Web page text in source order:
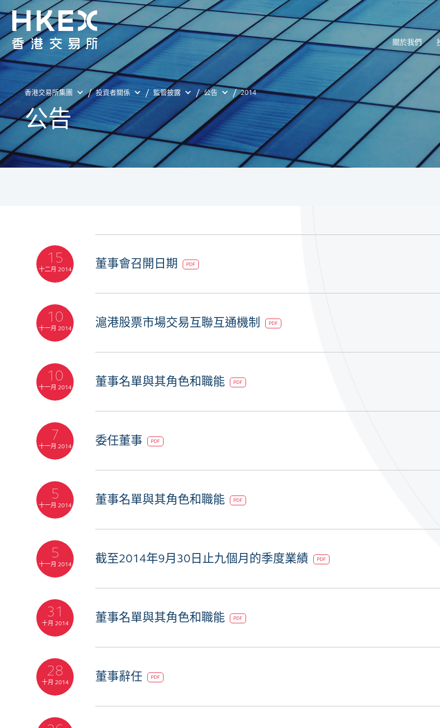
關於我們
香港交易所集團 投資者關係 監管披露 公告 2014
公告
15
十二月 2014 董事會召開日期 PDF
10
十一月 2014 滬港股票市場交易互聯互通機制 PDF
10
十一月 2014 董事名單與其角色和職能 PDF
7
十一月 2014 委任董事 PDF
5
十一月 2014 董事名單與其角色和職能 PDF
5
十一月 2014 截至2014年9月30日止九個月的季度業績 PDF
31
十月 2014 董事名單與其角色和職能 PDF
28
十月 2014 董事辭任 PDF